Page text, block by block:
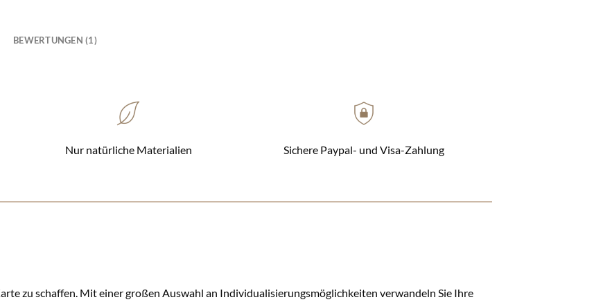
BEWERTUNGEN (1)
Nur natürliche Materialien Sichere Paypal- und Visa-Zahlung
zu schaffen. Mit einer großen Auswahl an Individualisierungsmöglichkeiten verwandeln Sie Ihre